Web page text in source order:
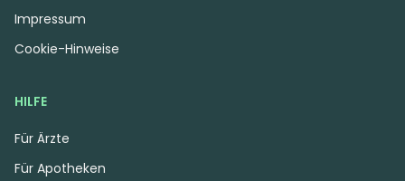
HILFE
Für Ärzte
Für Apotheken
Impressum
Cookie-Hinweise